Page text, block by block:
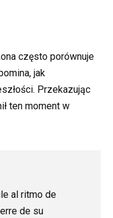
często porównuje
jak
Przekazując
ten moment w
al ritmo de
de su